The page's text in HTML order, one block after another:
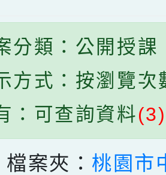
分類：公開授課
方式：按瀏覽次
：可查詢資料(3)
檔案夾： 桃園市